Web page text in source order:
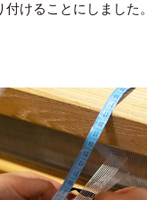
けることにしました。